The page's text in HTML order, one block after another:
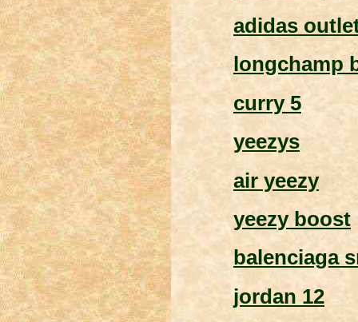
adidas
longchamp
curry 5
yeezys
air yeezy
yeezy boost
balenciaga
jordan 12